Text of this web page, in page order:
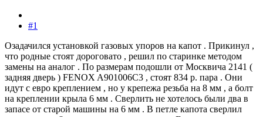
#1
Озадачился установкой газовых упоров на капот . Прикинул ,
что родные стоят дороговато , решил по старинке методом
замены на аналог . По размерам подошли от Москвича 2141 (
задняя дверь ) FENOX A901006C3 , стоят 834 р. пара . Они
идут с евро креплением , но у крепежа резьба на 8 мм , а болт
на креплении крыла 6 мм . Сверлить не хотелось были два в
запасе от старой машины на 6 мм . В петле капота сверлил